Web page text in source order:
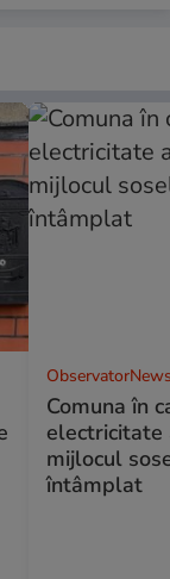
Comuna în
electricitate
mijlocul
întâmplat